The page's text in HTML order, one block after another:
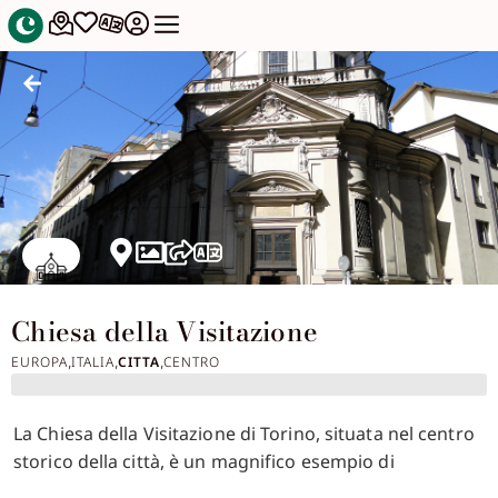
Chiesa della Visitazione
EUROPA,ITALIA,CITTA,CENTRO
La Chiesa della Visitazione di Torino, situata nel centro
storico della città, è un magnifico esempio di